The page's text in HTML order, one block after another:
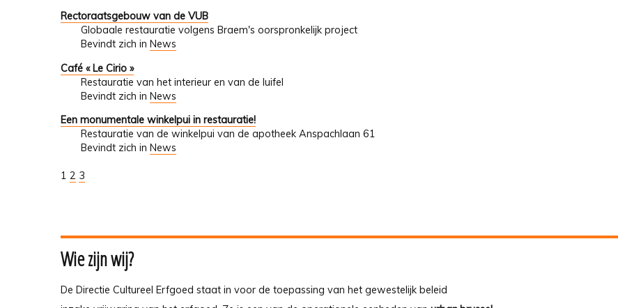
Rectoraatsgebouw van de VUB
Globaale restauratie volgens Braem's oorspronkelijk project
Bevindt zich in News
Café « Le Cirio »
Restauratie van het interieur en van de luifel
Bevindt zich in News
Een monumentale winkelpui in restauratie!
Restauratie van de winkelpui van de apotheek Anspachlaan 61
Bevindt zich in News
1 2 3
Wie zijn wij?
De Directie Cultureel Erfgoed staat in voor de toepassing van het gewestelijk beleid